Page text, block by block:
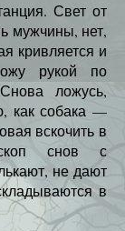
Свет от
мужчины, нет,
кривляется и
рукой по
ложусь,
как собака —
вскочить в
снов с
не дают
в